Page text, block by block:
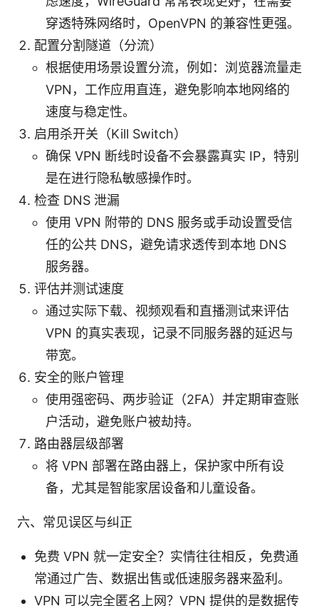
穿透特殊网络时，OpenVPN 的兼容性更强。
配置分割隧道（分流）
根据使用场景设置分流，例如：浏览器流量走
VPN，工作应用直连，避免影响本地网络的
速度与稳定性。
启用杀开关（Kill Switch）
确保 VPN 断线时设备不会暴露真实 IP，特别
是在进行隐私敏感操作时。
检查 DNS 泄漏
使用 VPN 附带的 DNS 服务或手动设置受信
任的公共 DNS，避免请求透传到本地 DNS
服务器。
评估并测试速度
通过实际下载、视频观看和直播测试来评估
VPN 的真实表现，记录不同服务器的延迟与
带宽。
安全的账户管理
使用强密码、两步验证（2FA）并定期审查账
户活动，避免账户被劫持。
路由器层级部署
将 VPN 部署在路由器上，保护家中所有设
备，尤其是智能家居设备和儿童设备。
六、常见误区与纠正
免费 VPN 就一定安全？实情往往相反，免费通
常通过广告、数据出售或低速服务器来盈利。
VPN 可以完全匿名上网？VPN 提供的是数据传